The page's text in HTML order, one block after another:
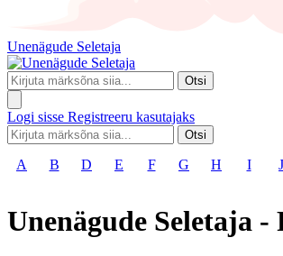
Unenägude Seletaja
Otsi
Logi sisse Registreeru kasutajaks
Otsi
A B D E F G H I J
Unenägude Seletaja -